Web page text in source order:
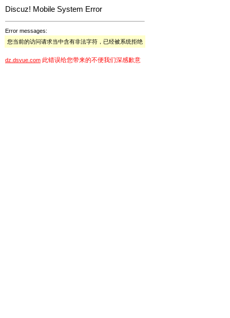
Discuz! Mobile System Error
Error messages:
您当前的访问请求当中含有非法字符，已经被系统拒绝
dz.dsvue.com 此错误给您带来的不便我们深感歉意